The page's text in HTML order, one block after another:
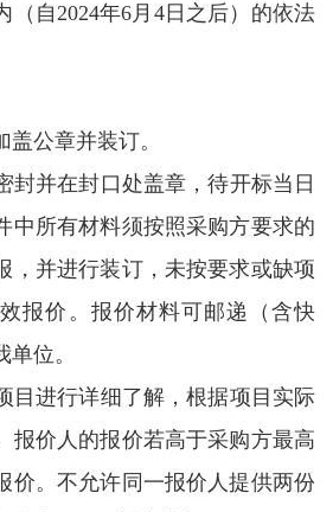
（自2024年6月4日之后）的依法
盖公章并装订。
封并在封口处盖章，待开标当日
中所有材料须按照采购方要求的
，并进行装订，未按要求或缺项
报价。报价材料可邮递（含快
位。
目进行详细了解，根据项目实际
报价人的报价若高于采购方最高
价。不允许同一报价人提供两份